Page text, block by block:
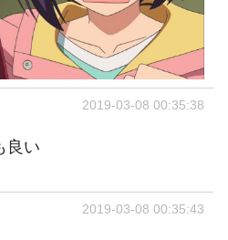
2019-03-08 00:35:38
良い
2019-03-08 00:35:43